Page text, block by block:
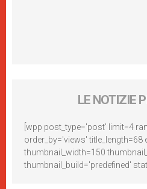
LE NOTIZIE
[wpp post_type='post' limit=4
order_by='views' title_length=68
thumbnail_width=150
thumbnail_build='predefined'